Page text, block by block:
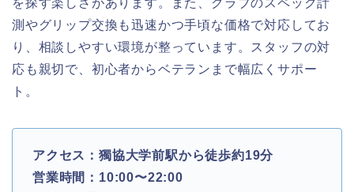
を探す楽しさがあります。また、クラブのスペック計
測やグリップ交換も迅速かつ手頃な価格で対応してお
り、相談しやすい環境が整っています。スタッフの対
応も親切で、初心者からベテランまで幅広くサポー
ト。
アクセス：獨協大学前駅から徒歩約19分
営業時間：10:00〜22:00